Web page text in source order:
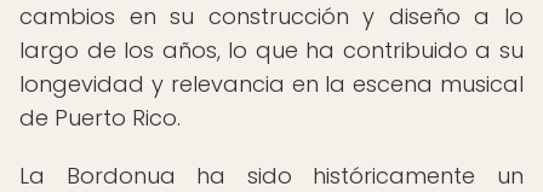
cambios en su construcción y diseño a lo
largo de los años, lo que ha contribuido a su
longevidad y relevancia en la escena musical
de Puerto Rico.
La Bordonua ha sido históricamente un